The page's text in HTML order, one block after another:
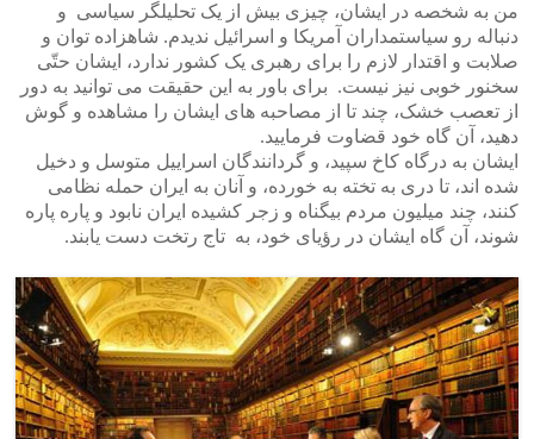
من به شخصه در ایشان، چیزی بیش از یک تحلیلگر سیاسی و
دنباله رو سیاستمداران آمریکا و اسرائیل ندیدم. شاهزاده توان و
صلابت و اقتدار لازم را برای رهبری یک کشور ندارد، ایشان حتّی
سخنور خوبی نیز نیست. برای باور به این حقیقت می توانید به دور
از تعصب خشک، چند تا از مصاحبه های ایشان را مشاهده و گوش
دهید، آن گاه خود قضاوت فرمایید.
ایشان به درگاه کاخ سپید، و گردانندگان اسراییل متوسل و دخیل
شده اند، تا دری به تخته به خورده، و آنان به ایران حمله نظامی
کنند، چند میلیون مردم بیگناه و زجر کشیده ایران نابود و پاره پاره
شوند، آن گاه ایشان در رؤیای خود، به تاج رتخت دست یابند.